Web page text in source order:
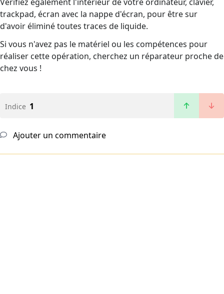
trackpad, écran avec la nappe d'écran, pour être sur
d'avoir éliminé toutes traces de liquide.
Si vous n'avez pas le matériel ou les compétences pour
réaliser cette opération, cherchez un réparateur proche de
chez vous !
Indice 1
Ajouter un commentaire